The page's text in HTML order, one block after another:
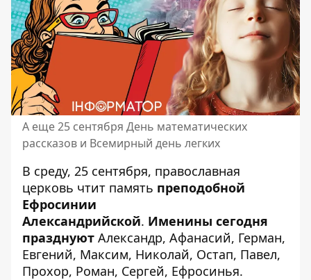
А еще 25 сентября День математических
рассказов и Всемирный день легких
В среду, 25 сентября, православная
церковь чтит память преподобной
Ефросинии
Александрийской. Именины сегодня
празднуют Александр, Афанасий, Герман,
Евгений, Максим, Николай, Остап, Павел,
Прохор, Роман, Сергей, Ефросинья.